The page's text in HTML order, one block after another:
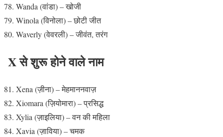
Wanda (वांडा) – खोजी
Winola (विनोला) – छोटी जीत
Waverly (वेवरली) – जीवंत, तरंग
X से शुरू होने वाले नाम
Xena (ज़ीना) – मेहमाननवाज़
Xiomara (ज़ियोमारा) – प्रसिद्ध
Xylia (ज़ाइलिया) – वन की महिला
Xavia (ज़ाविया) – चमक